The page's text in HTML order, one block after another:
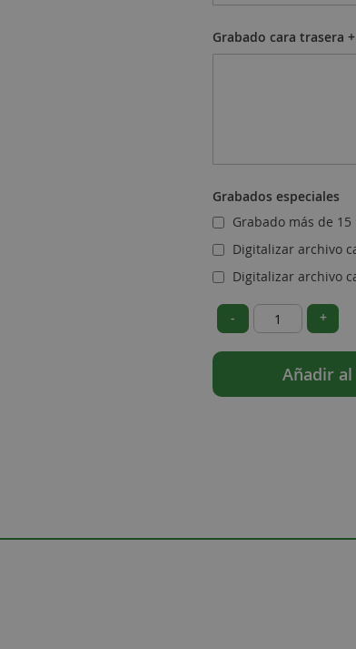
Grabado cara trasera +
Grabados especiales
Grabado más de
Digitalizar archivo
Digitalizar archivo
- +
Añadir